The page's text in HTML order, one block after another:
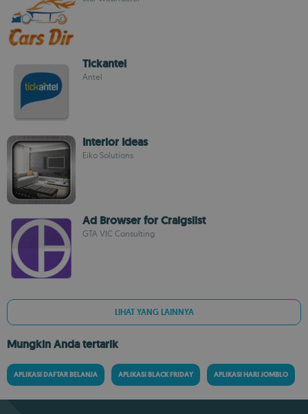
Tickantel
Antel
Interior Ideas
Eiko Solutions
Ad Browser for Craigslist
GTA VIC Consulting
LIHAT YANG LAINNYA
Mungkin Anda tertarik
APLIKASI DAFTAR BELANJA APLIKASI BLACK FRIDAY APLIKASI HARI JOMBLO